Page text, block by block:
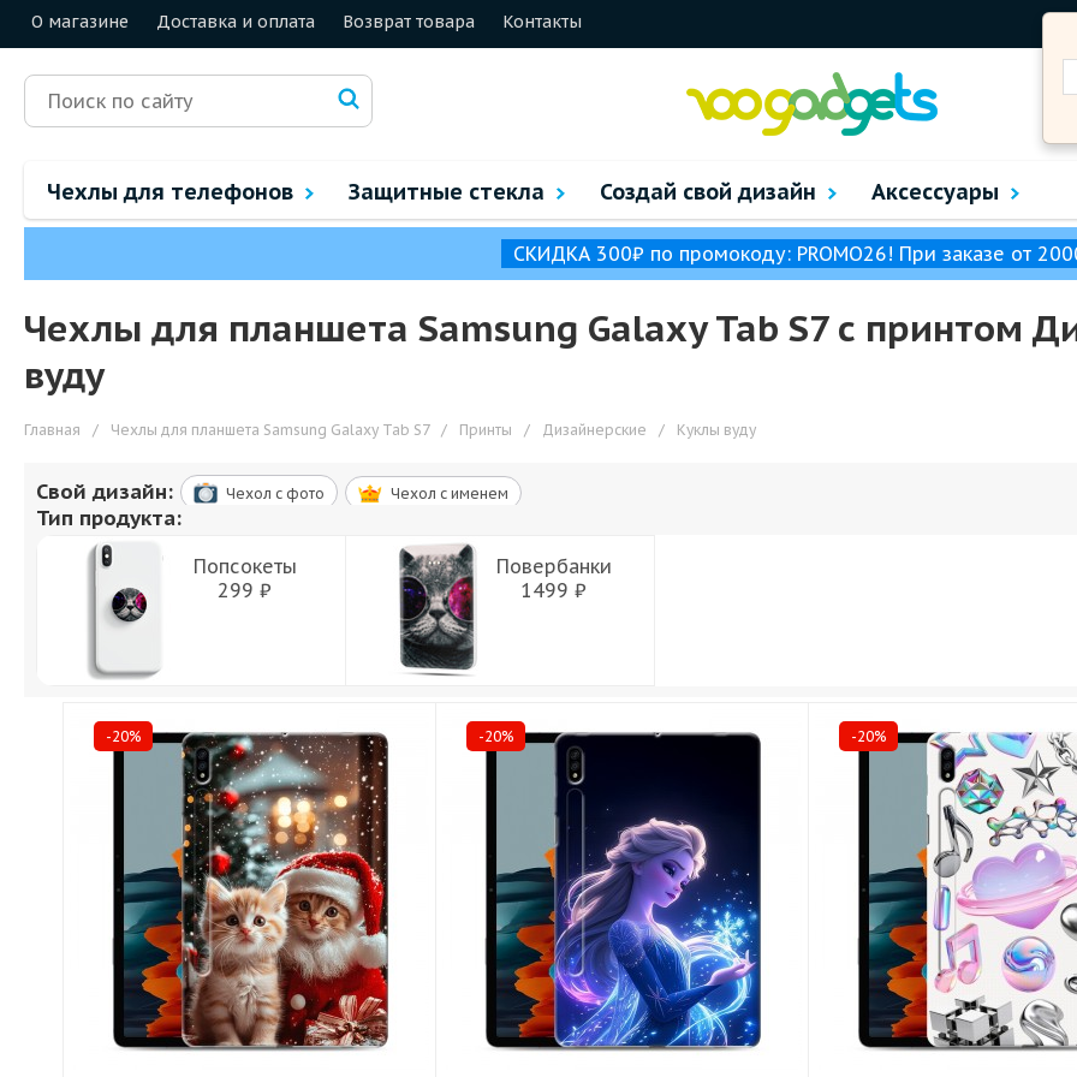
О магазине Доставка и оплата Возврат товара Контакты
Чехлы для телефонов Защитные стекла Создай свой дизайн Аксессуары
СКИДКА 300₽ по промокоду: PROMO26! При заказе от
Чехлы для планшета Samsung Galaxy Tab S7 с принтом
вуду
Главная / Чехлы для планшета Samsung Galaxy Tab S7 / Принты / Дизайнерские / Куклы вуду
Свой дизайн: Чехол c фото Чехол c именем
Тип продукта:
Попсокеты
299 ₽
Повербанки
1499 ₽
-20% -20% -20%